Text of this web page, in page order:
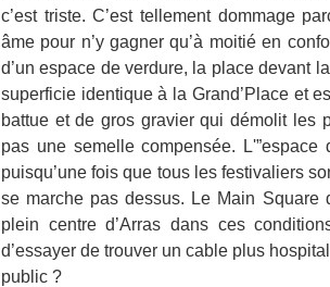
c’est triste. C’est tellement dommage
âme pour n’y gagner qu’à moitié en
d’un espace de verdure, la place devant
superficie identique à la Grand’Place et
battue et de gros gravier qui démolit les
pas une semelle compensée. L'”espace
puisqu’une fois que tous les festivaliers
se marche pas dessus. Le Main Square
plein centre d’Arras dans ces
d’essayer de trouver un cable plus
public ?